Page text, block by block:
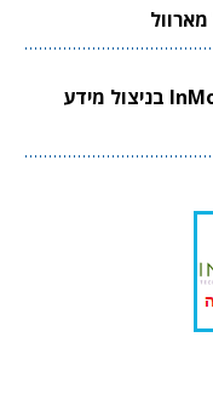
קרן Steel מאשימה את מנכ"ל InMode בניצול מידע